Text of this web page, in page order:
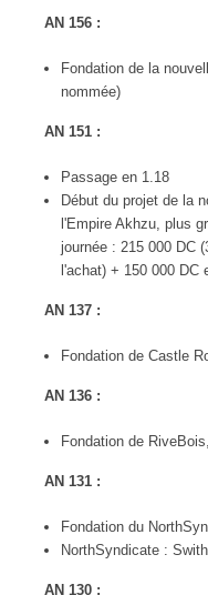
AN 156 :
Fondation de la
nommée)
AN 151 :
Passage en 1.18
Début du projet de la
l'Empire Akhzu, plus
journée : 215 000 DC
l'achat) + 150 000 DC
AN 137 :
Fondation de Castle
AN 136 :
Fondation de
AN 131 :
Fondation du
NorthSyndicate :
AN 130 :